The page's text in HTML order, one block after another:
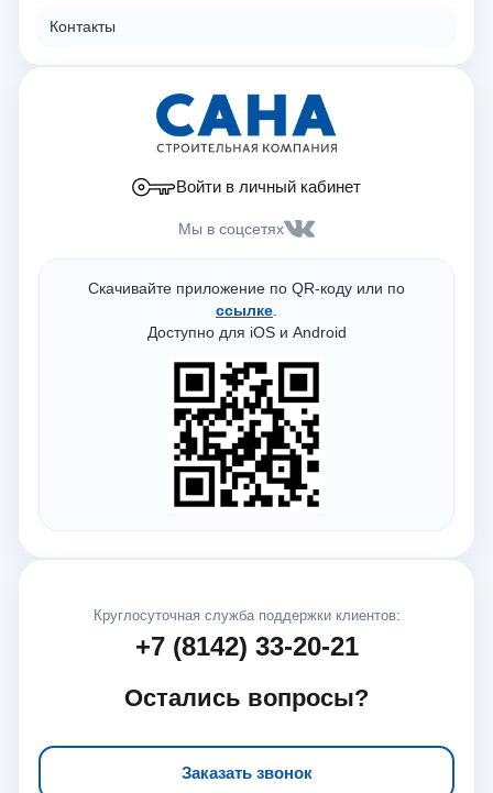
Войти в личный кабинет
Мы в соцсетях
Скачивайте приложение по QR-коду или по
ссылке
Доступно для iOS и Android
Контакты
Заказать звонок
Круглосуточная служба поддержки клиентов:
+7 (8142) 33-20-21
Остались вопросы?